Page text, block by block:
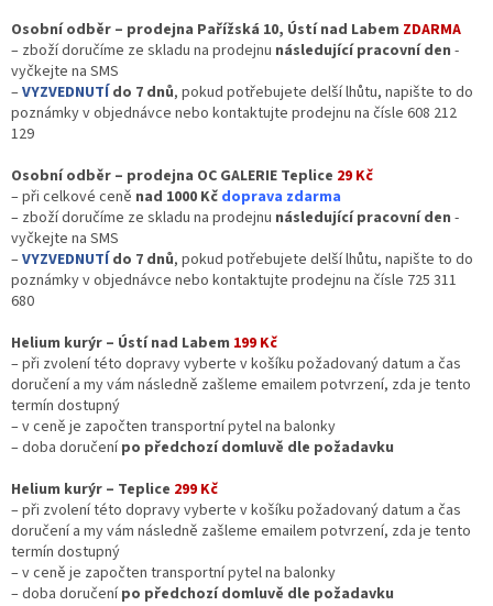
Osobní odběr – prodejna Pařížská 10, Ústí nad Labem ZDARMA
– zboží doručíme ze skladu na prodejnu následující pracovní den -
vyčkejte na SMS
–VYZVEDNUTÍ do 7 dnů, pokud potřebujete delší lhůtu, napište to do
poznámky v objednávce nebo kontaktujte prodejnu na čísle 608 212
129
Osobní odběr – prodejna OC GALERIE Teplice 29 Kč
– při celkové ceně nad 1000 Kč doprava zdarma
– zboží doručíme ze skladu na prodejnu následující pracovní den -
vyčkejte na SMS
–VYZVEDNUTÍ do 7 dnů, pokud potřebujete delší lhůtu, napište to do
poznámky v objednávce nebo kontaktujte prodejnu na čísle 725 311
680
Helium kurýr – Ústí nad Labem 199 Kč
– při zvolení této dopravy vyberte v košíku požadovaný datum a čas
doručení a my vám následně zašleme emailem potvrzení, zda je tento
termín dostupný
– v ceně je započten transportní pytel na balonky
– doba doručenípo předchozí domluvě dle požadavku
Helium kurýr – Teplice 299 Kč
– při zvolení této dopravy vyberte v košíku požadovaný datum a čas
doručení a my vám následně zašleme emailem potvrzení, zda je tento
termín dostupný
– v ceně je započten transportní pytel na balonky
– doba doručenípo předchozí domluvě dle požadavku